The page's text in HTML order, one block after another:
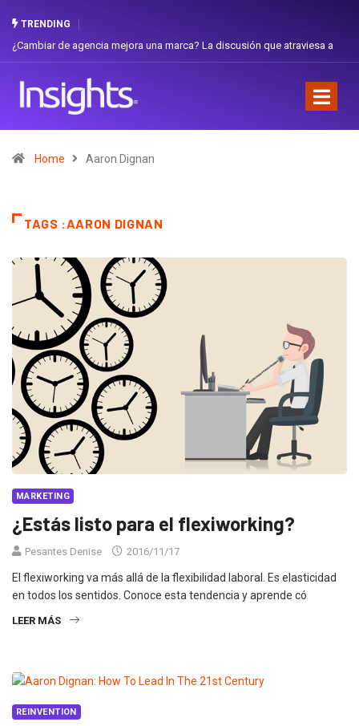
TRENDING
La discusión que atraviesa a
Gabriela Herrera y el arte de cambiarse el
Home Aaron Dignan
TAGS :AARON DIGNAN
MARKETING
¿Estás listo para el flexiworking?
Pesantes Denise 2016/11/17
El flexiworking va más allá de la flexibilidad laboral. Es elasticidad
en todos los sentidos. Conoce esta tendencia y aprende có
LEER MÁS
REINVENTION